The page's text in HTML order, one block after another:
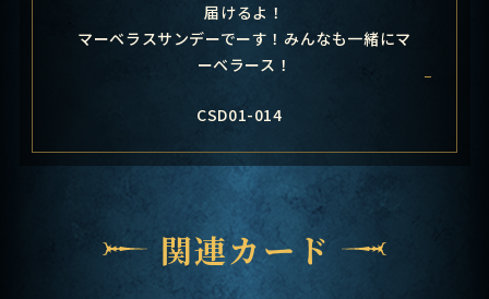
届けるよ！
マーベラスサンデーでーす！みんなも一緒にマ
ーベラース！
CSD01-014
関連カード